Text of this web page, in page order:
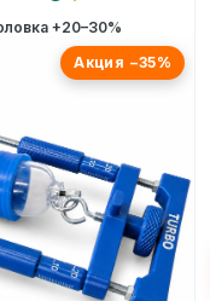
+20–30%
Акция −35%